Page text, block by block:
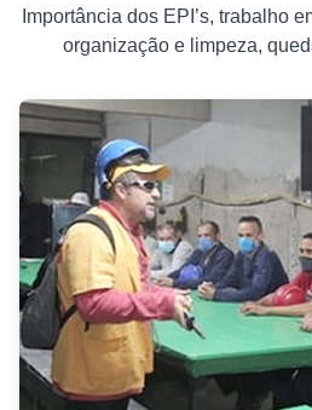
Importância dos EPI’s, trabalho
organização e limpeza,